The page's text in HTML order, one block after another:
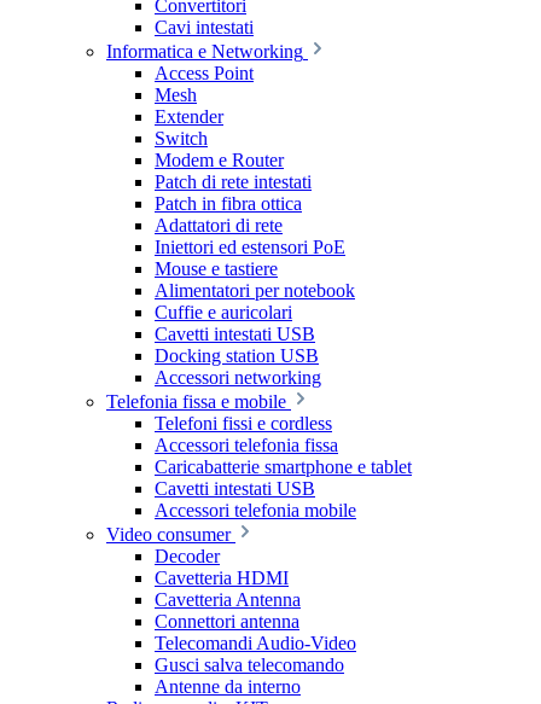
Convertitori
Cavi intestati
Informatica e Networking
Access Point
Mesh
Extender
Switch
Modem e Router
Patch di rete intestati
Patch in fibra ottica
Adattatori di rete
Iniettori ed estensori PoE
Mouse e tastiere
Alimentatori per notebook
Cuffie e auricolari
Cavetti intestati USB
Docking station USB
Accessori networking
Telefonia fissa e mobile
Telefoni fissi e cordless
Accessori telefonia fissa
Caricabatterie smartphone e tablet
Cavetti intestati USB
Accessori telefonia mobile
Video consumer
Decoder
Cavetteria HDMI
Cavetteria Antenna
Connettori antenna
Telecomandi Audio-Video
Gusci salva telecomando
Antenne da interno